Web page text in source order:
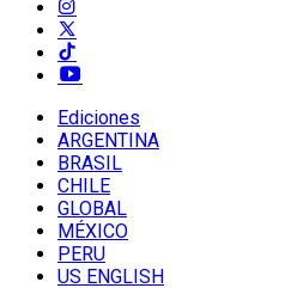
Ediciones
ARGENTINA
BRASIL
CHILE
GLOBAL
MÉXICO
PERU
US ENGLISH